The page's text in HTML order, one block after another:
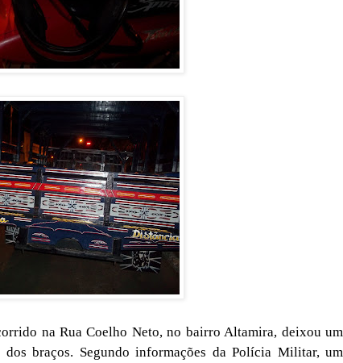
na Rua Coelho Neto, no bairro Altamira, deixou um
braços. Segundo informações da Polícia Militar, um